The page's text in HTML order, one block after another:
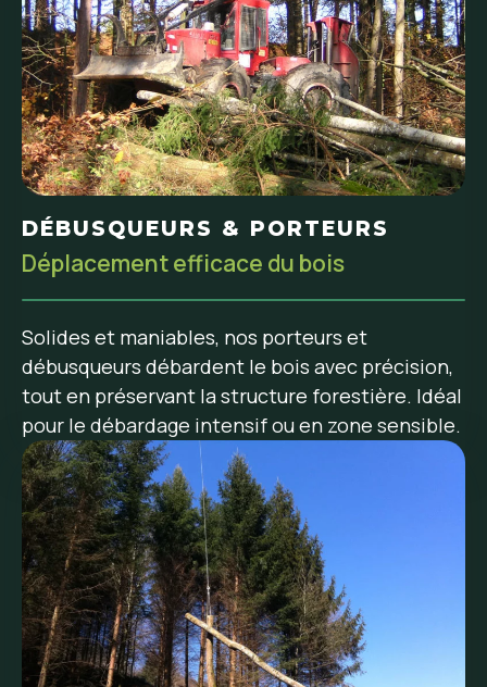
DÉBUSQUEURS & PORTEURS
Déplacement efficace du bois
Solides et maniables, nos porteurs et
débusqueurs débardent le bois avec précision,
tout en préservant la structure forestière. Idéal
pour le débardage intensif ou en zone sensible.